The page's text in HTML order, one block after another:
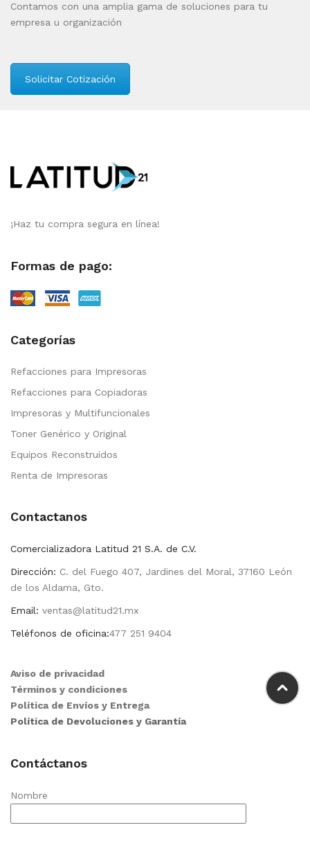
Contamos con una amplia gama de soluciones para tu
empresa u organización
Solicitar Cotización
¡Haz tu compra segura en línea!
Formas de pago:
Categorías
Refacciones para Impresoras
Refacciones para Copiadoras
Impresoras y Multifuncionales
Toner Genérico y Original
Equipos Reconstruidos
Renta de Impresoras
Contactanos
Comercializadora Latitud 21 S.A. de C.V.
Dirección: C. del Fuego 407, Jardines del Moral, 37160 León
de los Aldama, Gto.
Email: ventas@latitud21.mx
Teléfonos de oficina:477 251 9404
Aviso de privacidad
Términos y condiciones
Política de Envíos y Entrega
Política de Devoluciones y Garantía
Contáctanos
Nombre